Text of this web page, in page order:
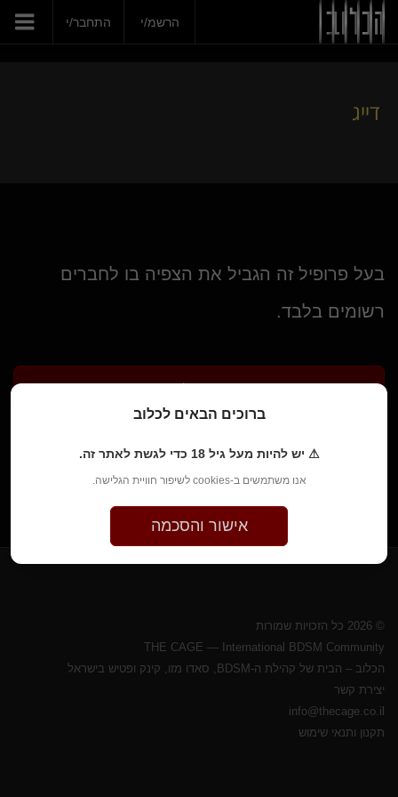
הרשמ/י התחבר/י
דייג
דייג
בעל פרופיל זה הגביל את הצפיה בו לחברים
רשומים בלבד.
הרשמ/י
© 2026 כל הזכויות שמורות
THE CAGE — International BDSM Community
הכלוב – הבית של קהילת ה-BDSM, סאדו מזו, קינק ופטיש בישראל
יצירת קשר
info@thecage.co.il
תקנון ותנאי שימוש
ברוכים הבאים לכלוב
⚠ יש להיות מעל גיל 18 כדי לגשת לאתר זה.
אנו משתמשים ב-cookies לשיפור חוויית הגלישה.
אישור והסכמה